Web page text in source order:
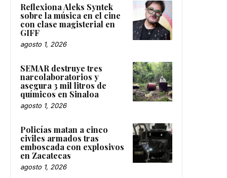
Reflexiona Aleks Syntek
sobre la música en el cine
con clase magisterial en
GIFF
agosto 1, 2026
SEMAR destruye tres
narcolaboratorios y
asegura 3 mil litros de
químicos en Sinaloa
agosto 1, 2026
Policías matan a cinco
civiles armados tras
emboscada con explosivos
en Zacatecas
agosto 1, 2026